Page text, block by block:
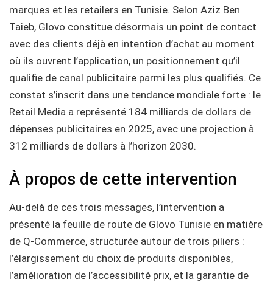
marques et les retailers en Tunisie. Selon Aziz Ben
Taieb, Glovo constitue désormais un point de contact
avec des clients déjà en intention d’achat au moment
où ils ouvrent l’application, un positionnement qu’il
qualifie de canal publicitaire parmi les plus qualifiés. Ce
constat s’inscrit dans une tendance mondiale forte : le
Retail Media a représenté 184 milliards de dollars de
dépenses publicitaires en 2025, avec une projection à
312 milliards de dollars à l’horizon 2030.
À propos de cette intervention
Au-delà de ces trois messages, l’intervention a
présenté la feuille de route de Glovo Tunisie en matière
de Q-Commerce, structurée autour de trois piliers :
l’élargissement du choix de produits disponibles,
l’amélioration de l’accessibilité prix, et la garantie de